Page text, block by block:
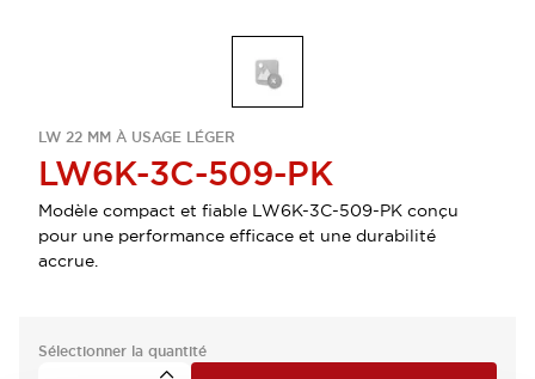
LW 22 MM À USAGE LÉGER
LW6K-3C-509-PK
Modèle compact et fiable LW6K-3C-509-PK conçu
pour une performance efficace et une durabilité
accrue.
Sélectionner la quantité